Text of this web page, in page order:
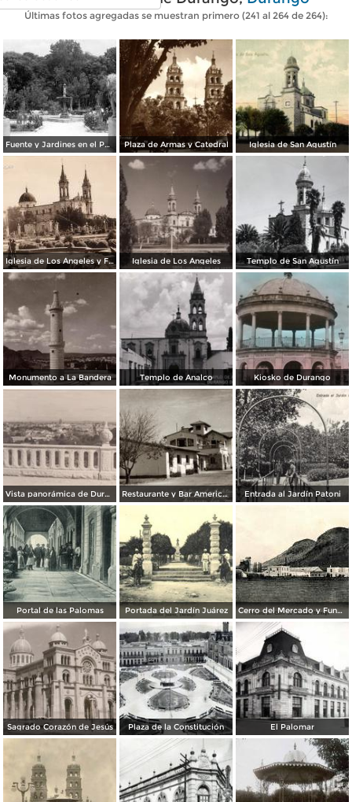
Últimas fotos agregadas se muestran primero (241 al 264 de 264):
Fuente y Jardines en el Parque Guadiana Plaza de Armas y Catedral Iglesia de San Agustín
Iglesia de Los Ángeles y Fuente de Las Ranas Iglesia de Los Ángeles Templo de San Agustín
Monumento a La Bandera Templo de Analco Kiosko de Durango
Vista panorámica de Durango Restaurante y Bar American Courts Entrada al Jardín Patoni
Portal de las Palomas Portada del Jardín Juárez Cerro del Mercado y Fundición
Sagrado Corazón de Jesús Plaza de la Constitución El Palomar